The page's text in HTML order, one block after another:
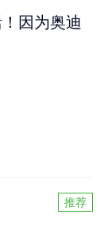
因为奥迪
推荐